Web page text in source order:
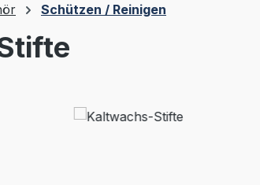
Schützen / Reinigen